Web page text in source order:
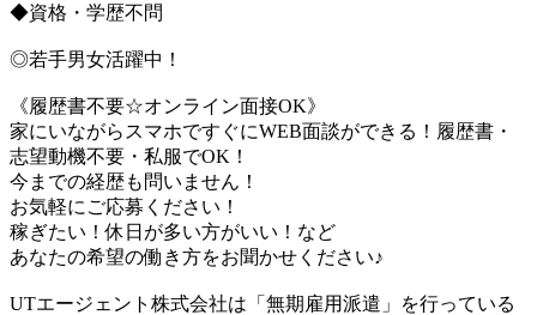
◆資格・学歴不問
◎若手男女活躍中！
《履歴書不要☆オンライン面接OK》
家にいながらスマホですぐにWEB面談ができる！履歴書・
志望動機不要・私服でOK！
今までの経歴も問いません！
お気軽にご応募ください！
稼ぎたい！休日が多い方がいい！など
あなたの希望の働き方をお聞かせください♪
UTエージェント株式会社は「無期雇用派遣」を行っている